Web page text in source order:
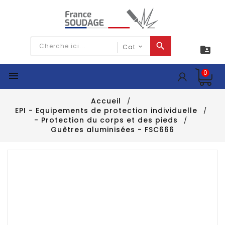

 0
Accueil
EPI - Equipements de protection individuelle
- Protection du corps et des pieds
Guêtres aluminisées - FSC666